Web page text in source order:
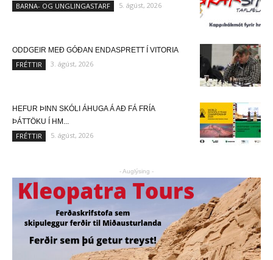
BARNA- OG UNGLINGASTARF 5. ágúst, 2026
ODDGEIR MEÐ GÓÐAN ENDASPRETT Í VITORIA
FRÉTTIR 3. ágúst, 2026
HEFUR ÞINN SKÓLI ÁHUGA Á AÐ FÁ FRÍA
ÞÁTTÖKU Í HM...
FRÉTTIR 5. ágúst, 2026
- Auglýsing -